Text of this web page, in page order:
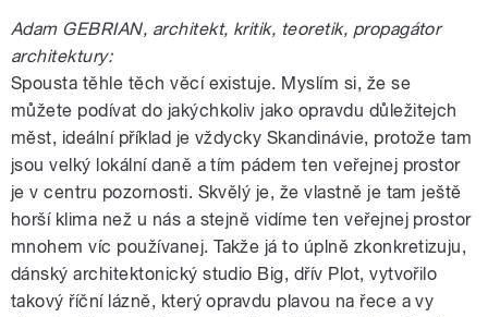
Adam GEBRIAN, architekt, kritik, teoretik, propagátor
architektury:
Spousta těhle těch věcí existuje. Myslím si, že se
můžete podívat do jakýchkoliv jako opravdu důležitejch
měst, ideální příklad je vždycky Skandinávie, protože tam
jsou velký lokální daně a tím pádem ten veřejnej prostor
je v centru pozornosti. Skvělý je, že vlastně je tam ještě
horší klima než u nás a stejně vidíme ten veřejnej prostor
mnohem víc používanej. Takže já to úplně zkonkretizuju,
dánský architektonický studio Big, dřív Plot, vytvořilo
takový říční lázně, který opravdu plavou na řece a vy